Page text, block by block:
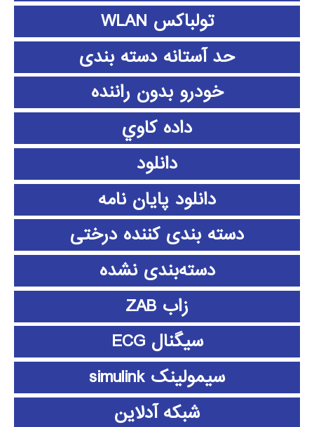
تولباکس WLAN
حد آستانه دسته بندی
خودرو بدون راننده
داده كاوي
دانلود
دانلود پايان نامه
دسته بندی کننده درختی
دسته‌بندی نشده
زاب ZAB
سیگنال ECG
سیمولینک simulink
شبکه آدلاین